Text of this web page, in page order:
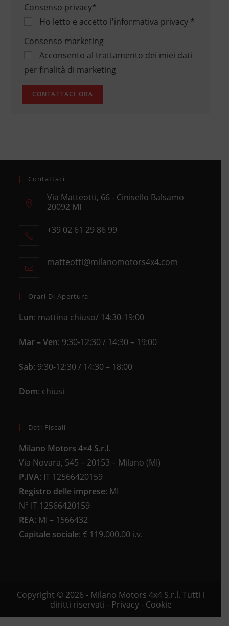
Consenso privacy*
Ho letto e accetto l'informativa privacy*
Consenso marketing
Acconsento al trattamento dei miei dati
per finalità di marketing
Contattaci
Via Matteotti, 66 - Cinisello Balsamo
20092 MI
in
+39 02 61 29 86 99
your
matteotti@milanomotors4x4.comOpens
Orari Di Apertura
Lun: mattina chiuso/ 14:30-19:00
Mar – Ven: 9:30-12:30 / 14:30 – 19:00
Sab: 9:30-12:30 / 14:30 – 18:00
Dom: chiusi
Dati Fiscali
Milano Motors 4×4 S.r.l.
Via Novara, 545 – 20153 – Milano (MI)
P.IVA: IT 12566420159
Registro delle imprese: MI
N° IT 12566420159
REA: MI – 1566432
Capitale sociale: € 119.000,00 i.v.
Copyright © 2026 - Milano Motors 4x4 S.r.l. Tutti i
diritti riservati - Privacy- Cookie